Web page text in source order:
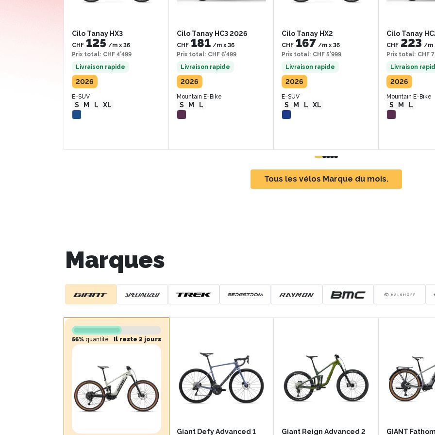
Cilo Tanay HX3
CHF 125 /m x 36
Prix total: CHF 4’499
Livraison rapide
2026
E-SUV
S M L XL
Cilo Tanay HC3 2026
CHF 181 /m x 36
Prix total: CHF 6’499
Livraison rapide
2026
Mountain E-Bike
S M L
Cilo Tanay HX2
CHF 167 /m x 36
Prix total: CHF 5’999
Livraison rapide
2026
E-SUV
S M L XL
Cilo Tanay
CHF 223 /m
Prix total: CHF
Livraison
2026
Mountain E-Bike
S M L
Tous les vélos Marque du mois.
Marques
56% quantité Il reste 2 jours
Giant Defy Advanced 1 Giant Reign Advanced 2 GIANT